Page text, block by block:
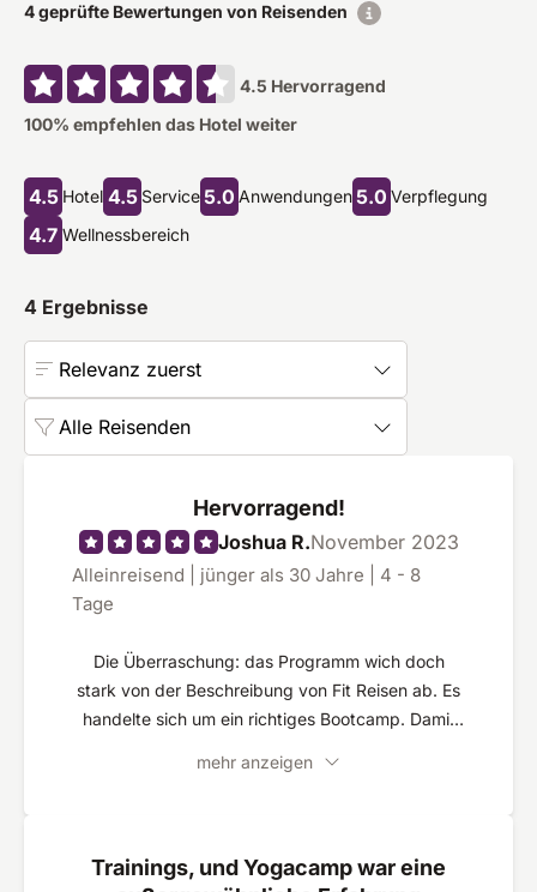
4 geprüfte Bewertungen von Reisenden
4.5 Hervorragend
100% empfehlen das Hotel weiter
4.5 Hotel 4.5 Service5.0 Anwendungen5.0 Verpflegung
4.7 Wellnessbereich
4 Ergebnisse
Relevanz zuerst
Alle Reisenden
Hervorragend!
Joshua R.November 2023
Alleinreisend | jünger als 30 Jahre | 4 - 8
Tage
Die Überraschung: das Programm wich doch
stark von der Beschreibung von Fit Reisen ab. Es
handelte sich um ein richtiges Bootcamp. Damit
hat das seeehr gut gefallen. Ich werde mit
Teilnehmenden freiwillig (!) an ihre Grenzen. Dabei
mehr anzeigen
Trainings, und Yogacamp war eine